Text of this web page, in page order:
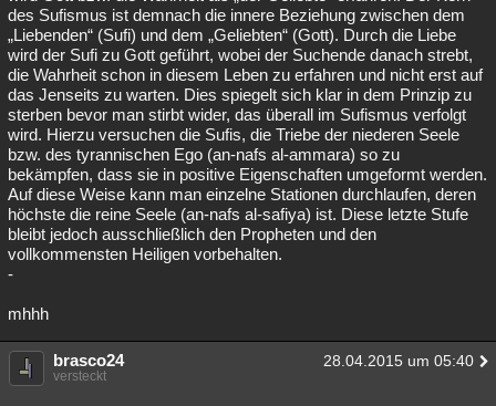
des Sufismus ist demnach die innere Beziehung zwischen dem
„Liebenden“ (Sufi) und dem „Geliebten“ (Gott). Durch die Liebe
wird der Sufi zu Gott geführt, wobei der Suchende danach strebt,
die Wahrheit schon in diesem Leben zu erfahren und nicht erst auf
das Jenseits zu warten. Dies spiegelt sich klar in dem Prinzip zu
sterben bevor man stirbt wider, das überall im Sufismus verfolgt
wird. Hierzu versuchen die Sufis, die Triebe der niederen Seele
bzw. des tyrannischen Ego (an-nafs al-ammara) so zu
bekämpfen, dass sie in positive Eigenschaften umgeformt werden.
Auf diese Weise kann man einzelne Stationen durchlaufen, deren
höchste die reine Seele (an-nafs al-safiya) ist. Diese letzte Stufe
bleibt jedoch ausschließlich den Propheten und den
vollkommensten Heiligen vorbehalten.
-
mhhh
brasco24 28.04.2015 um 05:40
versteckt